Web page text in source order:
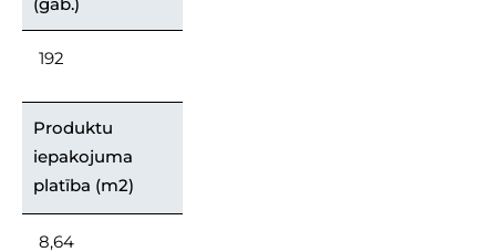
192
Produktu
iepakojuma
platība (m2)
8,64